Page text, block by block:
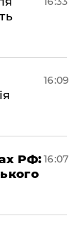
16:09
РФ:16:07